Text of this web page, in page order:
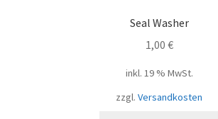
Seal Washer
1,00 €
inkl. 19 % MwSt.
zzgl. Versandkosten